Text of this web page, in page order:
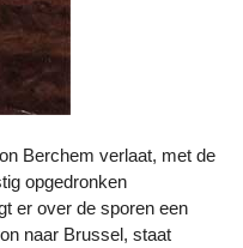
Berchem verlaat, met de
opgedronken
er over de sporen een
naar Brussel, staat